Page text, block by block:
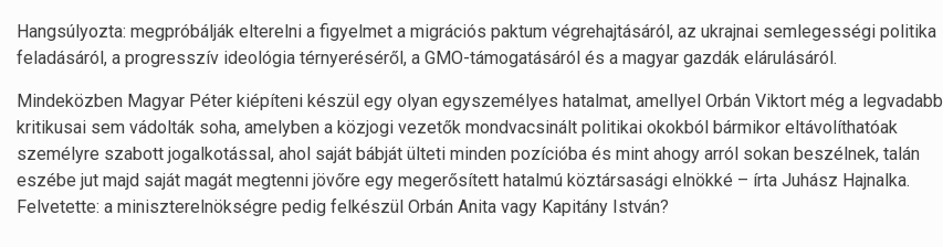
Hangsúlyozta: megpróbálják elterelni a figyelmet a migrációs paktum végrehajtásáról, az ukrajnai semlegességi politika
feladásáról, a progresszív ideológia térnyeréséről, a GMO-támogatásáról és a magyar gazdák elárulásáról.
Mindeközben Magyar Péter kiépíteni készül egy olyan egyszemélyes hatalmat, amellyel Orbán Viktort még a legvadabb
kritikusai sem vádolták soha, amelyben a közjogi vezetők mondvacsinált politikai okokból bármikor eltávolíthatóak
személyre szabott jogalkotással, ahol saját bábját ülteti minden pozícióba és mint ahogy arról sokan beszélnek, talán
eszébe jut majd saját magát megtenni jövőre egy megerősített hatalmú köztársasági elnökké – írta Juhász Hajnalka.
Felvetette: a miniszterelnökségre pedig felkészül Orbán Anita vagy Kapitány István?